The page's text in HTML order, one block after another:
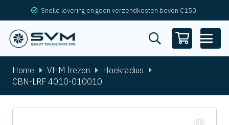
Snelle levering en geen verzendkosten boven €150.
Home VHM frezen
Hoekradius
CBN-LRF 4010-010010